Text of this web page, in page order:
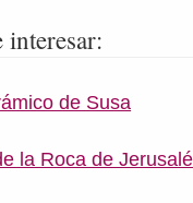
interesar:
de Susa
la Roca de